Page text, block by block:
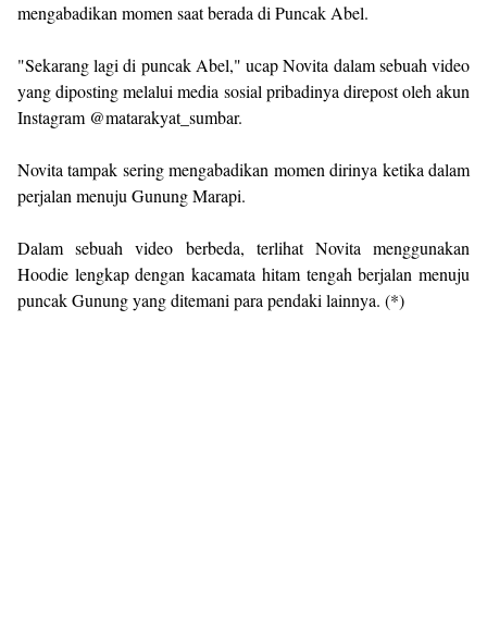
mengabadikan momen saat berada di Puncak Abel.
"Sekarang lagi di puncak Abel," ucap Novita dalam sebuah video
yang diposting melalui media sosial pribadinya direpost oleh akun
Instagram @matarakyat_sumbar.
Novita tampak sering mengabadikan momen dirinya ketika dalam
perjalan menuju Gunung Marapi.
Dalam sebuah video berbeda, terlihat Novita menggunakan
Hoodie lengkap dengan kacamata hitam tengah berjalan menuju
puncak Gunung yang ditemani para pendaki lainnya. (*)